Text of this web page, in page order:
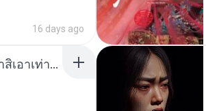
16 days ago
ເຊົາຮ້ອງເຖົ້າຊິເອົາທໍ່ໃດ (เซาฮ้องเถ้าสิเอาเท่าใด) ບຸນເກີດ ຫນູຫ່ວງ ft. ໂສພາ ຈຸນທະລາ